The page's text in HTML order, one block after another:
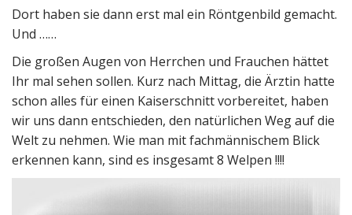
Dort haben sie dann erst mal ein Röntgenbild gemacht.
Und ……
Die großen Augen von Herrchen und Frauchen hättet
Ihr mal sehen sollen. Kurz nach Mittag, die Ärztin hatte
schon alles für einen Kaiserschnitt vorbereitet, haben
wir uns dann entschieden, den natürlichen Weg auf die
Welt zu nehmen. Wie man mit fachmännischem Blick
erkennen kann, sind es insgesamt 8 Welpen !!!!